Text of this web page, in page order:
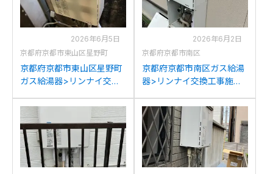
2026年6月5日
京都府京都市東山区星野町
京都府京都市東山区星野町
ガス給湯器>リンナイ交換
YRUF-A2000SAWからリン
ナイRUF-205SAW(B)への
交換
2026年6月2日
京都府京都市南区
京都府京都市南区ガス給湯
器>リンナイ交換工事施工
V2401SAW-1Jからリンナイ
RUF-205SAW(B)への交換